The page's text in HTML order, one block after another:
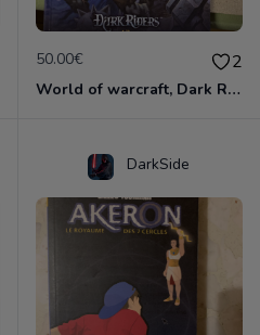
50.00€ 2
World of warcraft, Dark Riders tome 1
DarkSide